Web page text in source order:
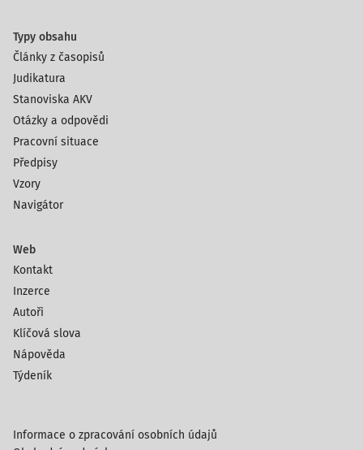
Typy obsahu
Články z časopisů
Judikatura
Stanoviska AKV
Otázky a odpovědi
Pracovní situace
Předpisy
Vzory
Navigátor
Web
Kontakt
Inzerce
Autoři
Klíčová slova
Nápověda
Týdeník
Informace o zpracování osobních údajů